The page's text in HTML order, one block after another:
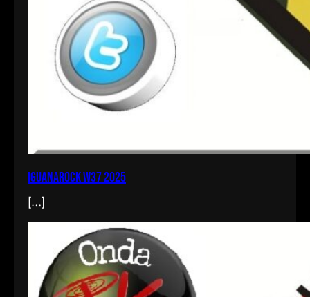
iguanarock w37 2025
[…]